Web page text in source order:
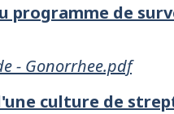
programme de
- Gonorrhee.pdf
culture de